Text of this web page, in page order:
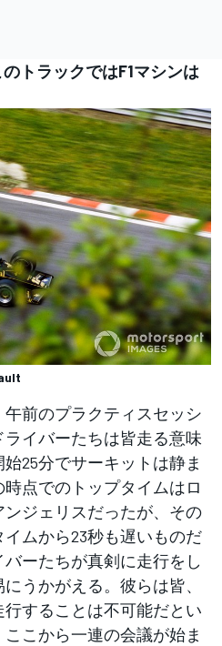
トラックではF1マシンは
前のプラクティスセッシ
イバーたちは皆走る意味
25分でサーキットは静ま
点でのトップタイムはロ
ジェリスだったが、その
ムから23秒も遅いものだ
ーたちが真剣に走行をし
うかがえる。彼らは皆、
することは不可能だとい
こから一連の会議が始ま